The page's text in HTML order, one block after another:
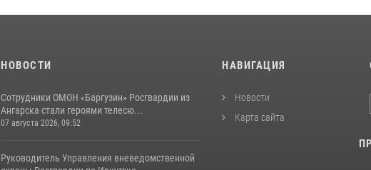
НОВОСТИ
Сотрудники ОМОН «Баргузин» Росгвардии из
Ангарска стали героями телесю...
07 августа 2026, 09:52
Руководитель Управления вневедомственной
НАВИГАЦИЯ
Новости
Карта сайта